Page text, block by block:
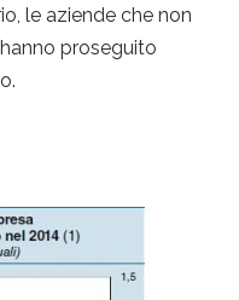
le aziende che non
proseguito